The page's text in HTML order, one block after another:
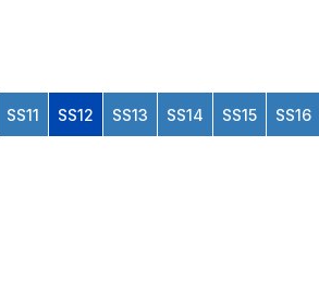
SS11 SS12 SS13 SS14 SS15 SS16